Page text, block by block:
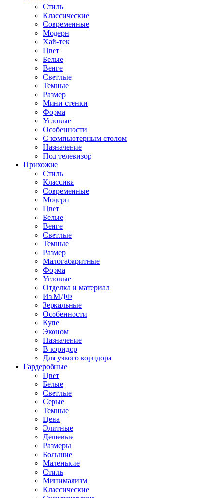
Стиль
Классические
Современные
Модерн
Хай-тек
Цвет
Белые
Венге
Светлые
Темные
Размер
Мини стенки
Форма
Угловые
Особенности
С компьютерным столом
Назначение
Под телевизор
Прихожие
Стиль
Классика
Современные
Модерн
Цвет
Белые
Венге
Светлые
Темные
Размер
Малогабаритные
Форма
Угловые
Отделка и материал
Из МДФ
Зеркальные
Особенности
Купе
Эконом
Назначение
В коридор
Для узкого коридора
Гардеробные
Цвет
Белые
Светлые
Серые
Темные
Цена
Элитные
Дешевые
Размеры
Большие
Маленькие
Стиль
Минимализм
Классические